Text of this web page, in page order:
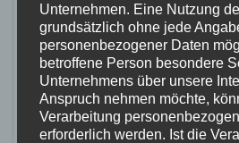
10.07.2017
Unternehmen. Eine Nutzung
grundsätzlich ohne jede
personenbezogener Daten
betroffene Person besondere
Unternehmens über unsere
Anspruch nehmen möchte,
Verarbeitung
erforderlich werden. Ist die